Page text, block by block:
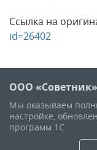
Ссылка на
id=26402
ООО «Советник»
Мы оказываем
настройке,
программ 1С.